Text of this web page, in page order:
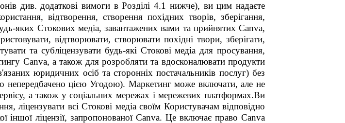
див. додаткові вимоги в Розділі 4.1 нижче), ви цим надаєте
відтворення, створення похідних творів, зберігання,
яких Стокових медіа, завантажених вами та прийнятих Canva,
відтворювати, створювати похідні твори, зберігати,
та субліцензувати будь-які Стокові медіа для просування,
Canva, а також для розробляти та вдосконалювати продукти
юридичних осіб та сторонніх постачальників послуг) без
непередбачено цією Угодою). Маркетинг може включати, але не
а також у соціальних мережах і мережевих платформах.Ви
ліцензувати всі Стокові медіа своїм Користувачам відповідно
ліцензії, запропонованої Canva. Це включає право Canva